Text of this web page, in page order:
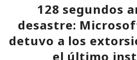
128 segundos
desastre:
detuvo a los
el último